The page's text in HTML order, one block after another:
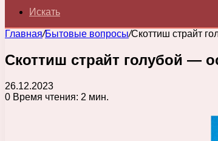
Искать
Главная/Бытовые вопросы/Скоттиш страйт
Скоттиш страйт голубой —
26.12.2023
0 Время чтения: 2 мин.